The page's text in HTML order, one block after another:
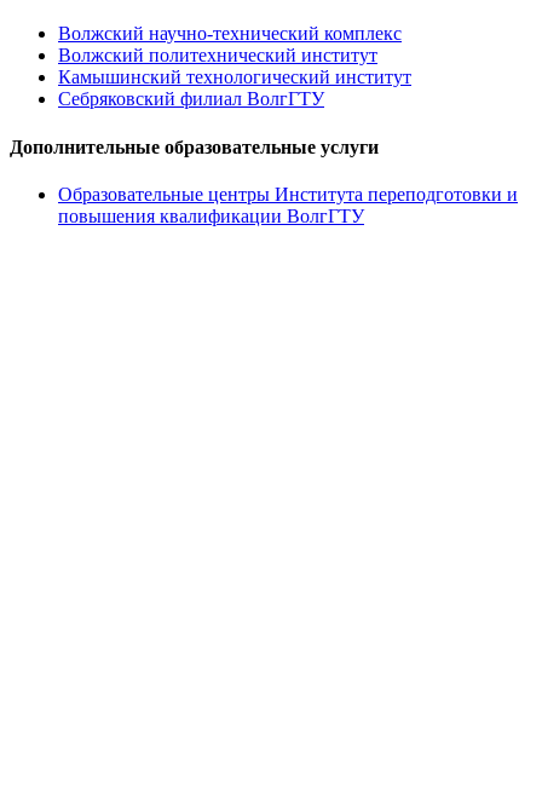
Волжский научно-технический комплекс
Волжский политехнический институт
Камышинский технологический институт
Себряковский филиал ВолгГТУ
Дополнительные образовательные услуги
Образовательные центры Института переподготовки и
повышения квалификации ВолгГТУ